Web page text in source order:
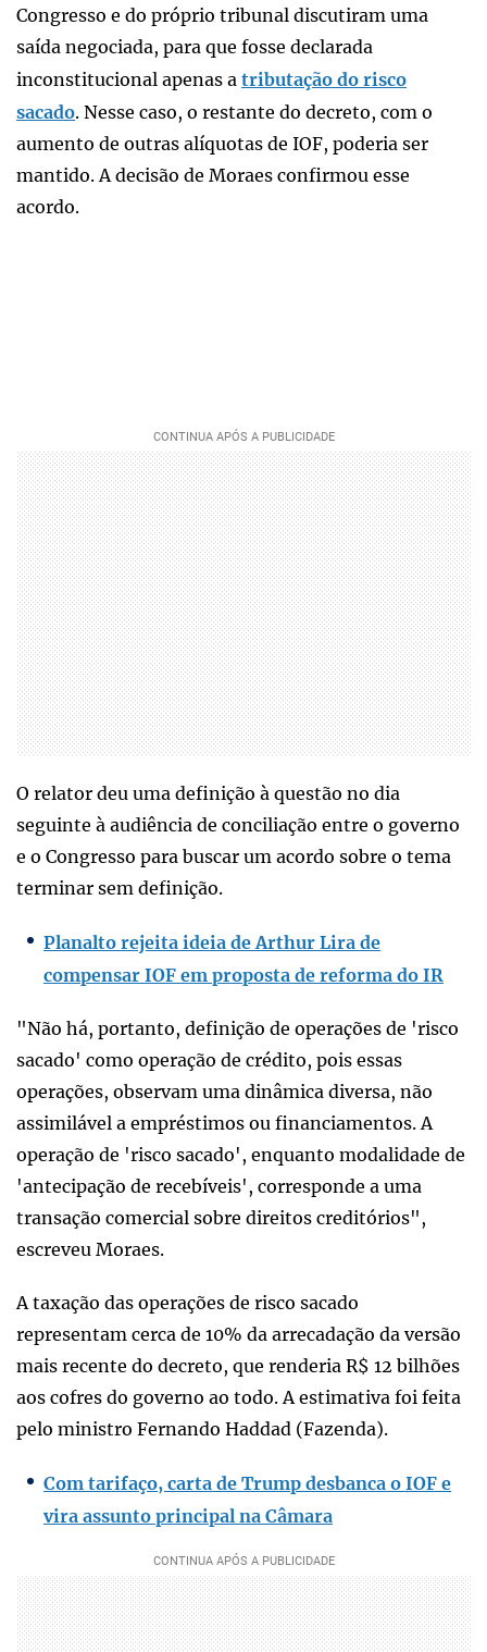
Congresso e do próprio tribunal discutiram uma
saída negociada, para que fosse declarada
inconstitucional apenas a tributação do risco
sacado. Nesse caso, o restante do decreto, com o
aumento de outras alíquotas de IOF, poderia ser
mantido. A decisão de Moraes confirmou esse
acordo.
O relator deu uma definição à questão no dia
seguinte à audiência de conciliação entre o governo
e o Congresso para buscar um acordo sobre o tema
terminar sem definição.
Planalto rejeita ideia de Arthur Lira de
compensar IOF em proposta de reforma do IR
"Não há, portanto, definição de operações de 'risco
sacado' como operação de crédito, pois essas
operações, observam uma dinâmica diversa, não
assimilável a empréstimos ou financiamentos. A
operação de 'risco sacado', enquanto modalidade de
'antecipação de recebíveis', corresponde a uma
transação comercial sobre direitos creditórios",
escreveu Moraes.
A taxação das operações de risco sacado
representam cerca de 10% da arrecadação da versão
mais recente do decreto, que renderia R$ 12 bilhões
aos cofres do governo ao todo. A estimativa foi feita
pelo ministro Fernando Haddad (Fazenda).
Com tarifaço, carta de Trump desbanca o IOF e
vira assunto principal na Câmara